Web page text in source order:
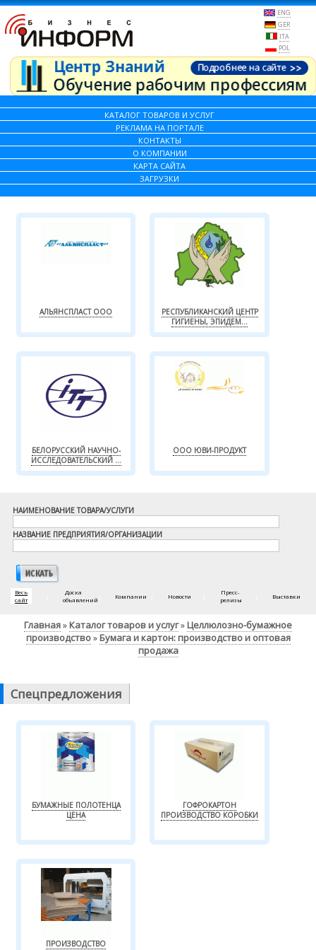
ENG
GER
ITA
POL
КАТАЛОГ ТОВАРОВ И УСЛУГ
РЕКЛАМА НА ПОРТАЛЕ
КОНТАКТЫ
О КОМПАНИИ
КАРТА САЙТА
ЗАГРУЗКИ
АЛЬЯНСПЛАСТ ООО
РЕСПУБЛИКАНСКИЙ ЦЕНТР
ГИГИЕНЫ, ЭПИДЕМ...
БЕЛОРУССКИЙ НАУЧНО-
ИССЛЕДОВАТЕЛЬСКИЙ ...
ООО ЮВИ-ПРОДУКТ
НАИМЕНОВАНИЕ ТОВАРА/УСЛУГИ
НАЗВАНИЕ ПРЕДПРИЯТИЯ/ОРГАНИЗАЦИИ
Весь
сайт
Доска
объявлений
Компании Новости
Пресс-
релизы
Выставки
Главная» Каталог товаров и услуг» Целлюлозно-бумажное
производство» Бумага и картон: производство и оптовая
продажа
Спецпредложения
БУМАЖНЫЕ ПОЛОТЕНЦА
ЦЕНА
ГОФРОКАРТОН
ПРОИЗВОДСТВО КОРОБКИ
ПРОИЗВОДСТВО